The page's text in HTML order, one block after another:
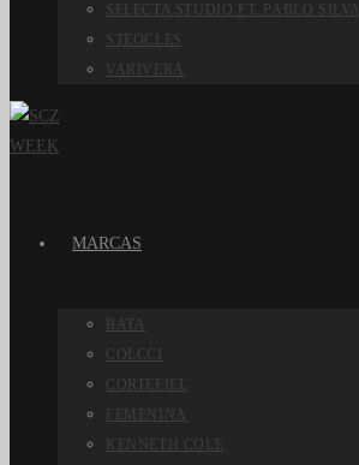
SELECTA STUDIO FT. PABLO SILVA
STEOCLES
VARIVERA
MARCAS
BATA
COLCCI
CORTEFIEL
FEMENINA
KENNETH COLE